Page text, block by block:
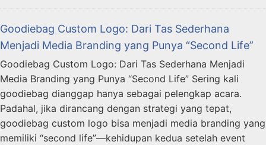
Goodiebag Custom Logo: Dari Tas Sederhana
Menjadi Media Branding yang Punya “Second Life”
Goodiebag Custom Logo: Dari Tas Sederhana Menjadi
Media Branding yang Punya “Second Life” Sering kali
goodiebag dianggap hanya sebagai pelengkap acara.
Padahal, jika dirancang dengan strategi yang tepat,
goodiebag custom logo bisa menjadi media branding yang
memiliki “second life”—kehidupan kedua setelah event